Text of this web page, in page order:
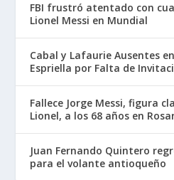
FBI frustró atentado con
Lionel Messi en Mundial
Cabal y Lafaurie Ausentes
Espriella por Falta de
Fallece Jorge Messi, figura
Lionel, a los 68 años en
Juan Fernando Quintero
para el volante antioqueño